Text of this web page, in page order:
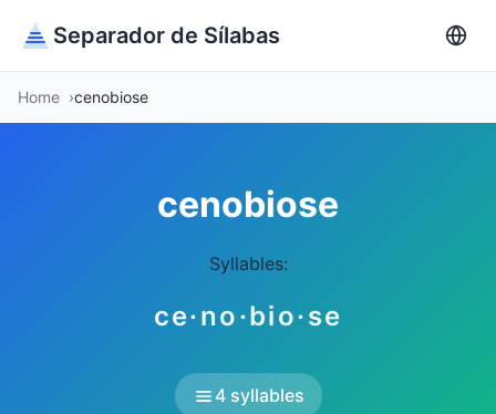
Separador de Sílabas
Home cenobiose
cenobiose
Syllables:
ce·no·bio·se
4 syllables